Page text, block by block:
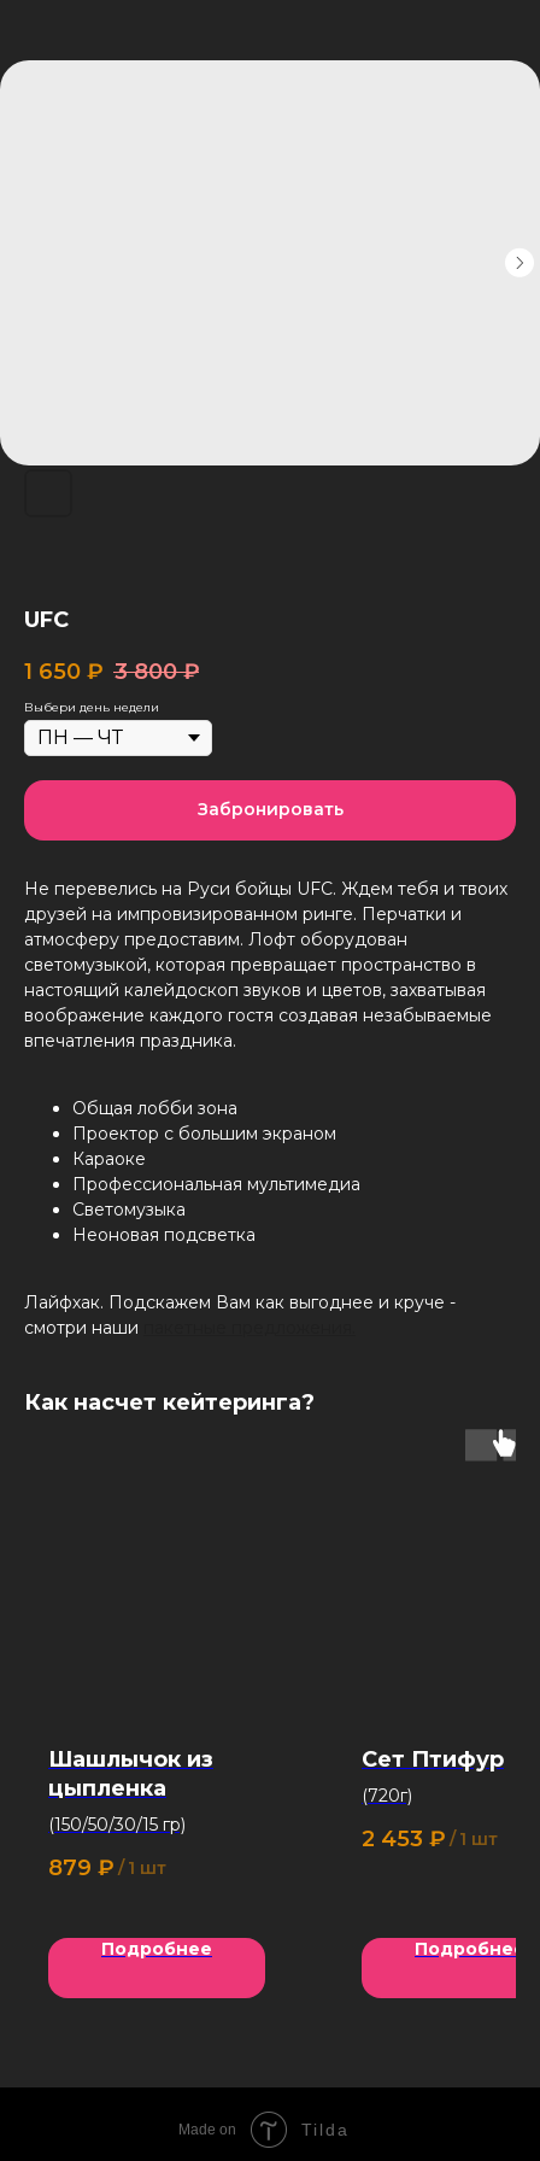
UFC
1 650 ₽ 3 800 ₽
Выбери день недели
Забронировать
Не перевелись на Руси бойцы UFC. Ждем тебя и твоих
друзей на импровизированном ринге. Перчатки и
атмосферу предоставим. Лофт оборудован
светомузыкой, которая превращает пространство в
настоящий калейдоскоп звуков и цветов, захватывая
воображение каждого гостя создавая незабываемые
впечатления праздника.
Общая лобби зона
Проектор с большим экраном
Караоке
Профессиональная мультимедиа
Светомузыка
Неоновая подсветка
Лайфхак. Подскажем Вам как выгоднее и круче -
смотри наши
Как насчет кейтеринга?
Шашлычок из
цыпленка
(150/50/30/15 гр)
879 ₽ / 1 шт
Подробнее
Сет Птифур
(720г)
2 453 ₽ / 1 шт
Подробнее
Made on Tilda